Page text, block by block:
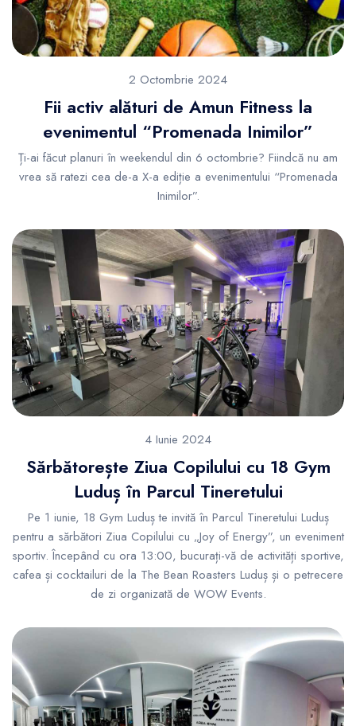
2 Octombrie 2024
Fii activ alături de Amun Fitness la
evenimentul “Promenada Inimilor”
Ți-ai făcut planuri în weekendul din 6 octombrie? Fiindcă nu am
vrea să ratezi cea de-a X-a ediție a evenimentului “Promenada
Inimilor”.
4 Iunie 2024
Sărbătorește Ziua Copilului cu 18 Gym
Luduș în Parcul Tineretului
Pe 1 iunie, 18 Gym Luduș te invită în Parcul Tineretului Luduș
pentru a sărbători Ziua Copilului cu „Joy of Energy”, un eveniment
sportiv. Începând cu ora 13:00, bucurați-vă de activități sportive,
cafea și cocktailuri de la The Bean Roasters Luduș și o petrecere
de zi organizată de WOW Events.